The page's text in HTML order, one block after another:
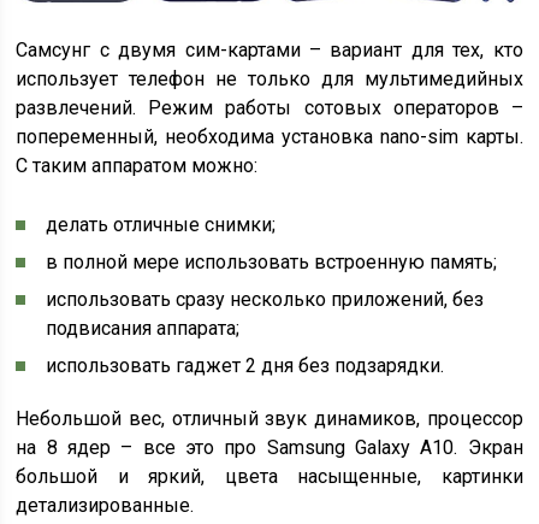
Самсунг с двумя сим-картами – вариант для тех, кто
использует телефон не только для мультимедийных
развлечений. Режим работы сотовых операторов –
попеременный, необходима установка nano-sim карты.
С таким аппаратом можно:
делать отличные снимки;
в полной мере использовать встроенную память;
использовать сразу несколько приложений, без
подвисания аппарата;
использовать гаджет 2 дня без подзарядки.
Небольшой вес, отличный звук динамиков, процессор
на 8 ядер – все это про Samsung Galaxy A10. Экран
большой и яркий, цвета насыщенные, картинки
детализированные.